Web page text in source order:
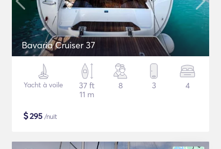
Bavaria Cruiser 37
Yacht à voile
37 ft
11 m
8 3 4
$295 /nuit